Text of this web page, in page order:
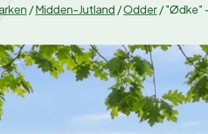
/Midden-Jutland /Odder/"Ødke"